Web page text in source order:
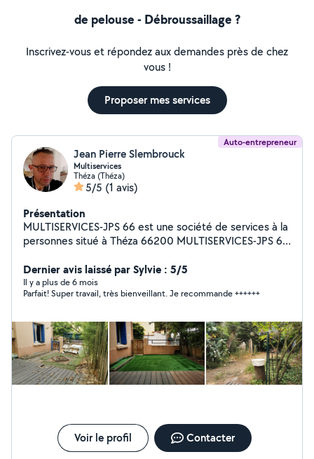
de pelouse - Débroussaillage ?
Inscrivez-vous et répondez aux demandes près de chez
vous !
Proposer mes services
Auto-entrepreneur
Jean Pierre Slembrouck
Multiservices
Théza (Théza)
5/5 (1 avis)
Présentation
MULTISERVICES-JPS 66 est une société de services à la
personnes situé à Théza 66200 MULTISERVICES-JPS 66
pouvoir installer une étagère, monter des meubles, fixer
une barre à rideaux, réparer une prise, fixer votre TV au
mur. Tondre votre jardin, s'occuper de votre maison en
encore... Électricité Plomberie Peinture Jardinage
Débroussailler Tondre votre jardin Tailler une haie
Changer une serrure Montage de meuble Installation de
cuisine équipée Réparation: Tout problème
informatique (virus, pages intempestives, mise à jour de
vidéos etc...) Réparation smartphone Changer écran
Changer vitre arrière Changer une batterie Tarif en
fonction de la réparation. ( sur demande et à mon
Dernier avis laissé par Sylvie : 5/5
Il y a plus de 6 mois
Parfait! Super travail, très bienveillant. Je recommande ++++++
Voir le profil Contacter